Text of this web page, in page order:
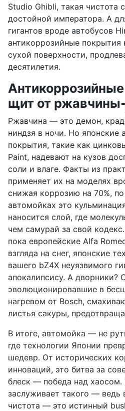
Studio Ghibli, такая чистота
достойной императора. А
гигантов вроде автобусов
антикоррозийные покрытия
сухой поверхности,
десятилетия.
щит от
Ржавчина — это демон,
ниндзя в ночи. Но японские
покрытия, такие как
Paint, надевают на кузов
соли и влаге. Факты из
применяет их на моделях
снижая коррозию на 70%,
автомойках это
наносится слой, где
чем самурай за свой
пока европейские Alfa
взгляда на снег, японские
вашего bZ4X неуязвимого
апокалипсису. А дворники?
эволюционировавшие в
нагревом от Bosch,
листья сакуры,
В итоге, автомойка — не
где технологии Японии
шедевр. От исторических
инноваций, это битва за
блеск — победа над
заслуживает такого —
чистота — это истинный